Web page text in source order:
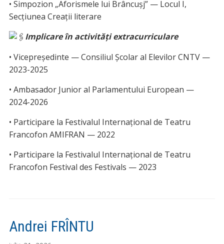
• Simpozion „Aforismele lui Brâncușj” — Locul I,
Secțiunea Creații literare
Implicare în activități extracurriculare
• Vicepreședinte — Consiliul Școlar al Elevilor CNTV —
2023-2025
• Ambasador Junior al Parlamentului European —
2024-2026
• Participare la Festivalul Internațional de Teatru
Francofon AMIFRAN — 2022
• Participare la Festivalul Internațional de Teatru
Francofon Festival des Festivals — 2023
Andrei FRÎNTU